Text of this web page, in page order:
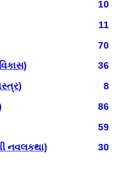
10
11
70
36
8
86
59
નવલકથા)
30